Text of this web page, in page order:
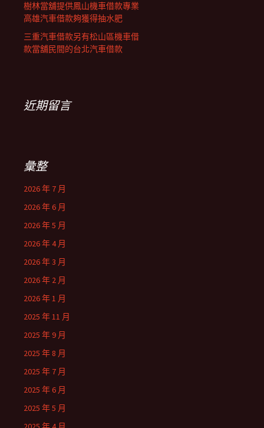
樹林當舖提供鳳山機車借款專業
高雄汽車借款夠獲得抽水肥
三重汽車借款另有松山區機車借
款當舖民間的台北汽車借款
近期留言
彙整
2026 年 7 月
2026 年 6 月
2026 年 5 月
2026 年 4 月
2026 年 3 月
2026 年 2 月
2026 年 1 月
2025 年 11 月
2025 年 9 月
2025 年 8 月
2025 年 7 月
2025 年 6 月
2025 年 5 月